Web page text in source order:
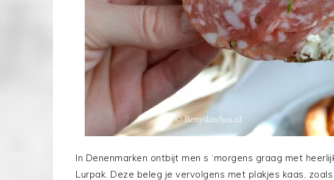
In Denenmarken ontbijt men s ‘morgens graag met
Lurpak. Deze beleg je vervolgens met plakjes kaas,